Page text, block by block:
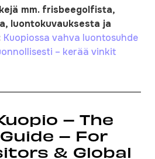
mm. frisbeegolfista,
luontokuvauksesta ja
Kuopiossa vahva luontosuhde
– kerää vinkit
– The
– For
& Global